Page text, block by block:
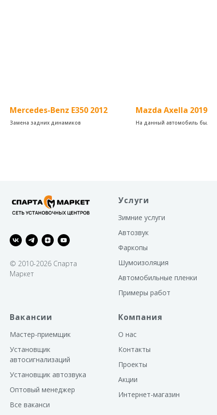
Mercedes-Benz E350 2012
Замена задних динамиков
Mazda Axella 2019г
На данный автомобиль было
автозапуска по температуре
© 2010-2026 Спарта
Маркет
Услуги
Зимние услуги
Автозвук
Фаркопы
Шумоизоляция
Автомобильные пленки
Примеры работ
Вакансии
Мастер-приемщик
Установщик
автосигнализаций
Установщик автозвука
Оптовый менеджер
Все ваканси
Компания
О нас
Контакты
Проекты
Акции
Интернет-магазин